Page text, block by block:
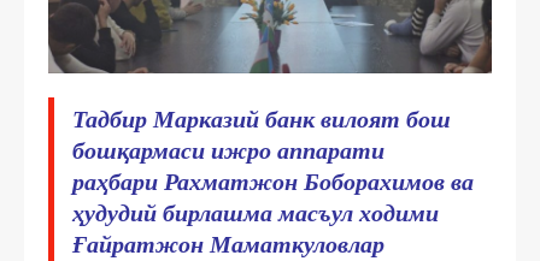
Тадбир Марказий банк вилоят бош
бошқармаси ижро аппарати
раҳбари Рахматжон Боборахимов ва
ҳудудий бирлашма масъул ходими
Ғайратжон Маматкуловлар